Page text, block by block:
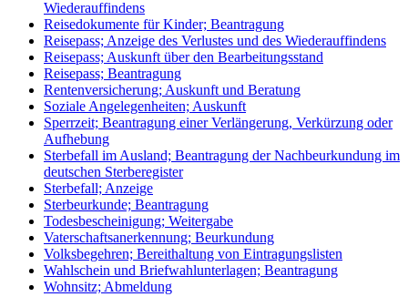
Wiederauffindens
Reisedokumente für Kinder; Beantragung
Reisepass; Anzeige des Verlustes und des Wiederauffindens
Reisepass; Auskunft über den Bearbeitungsstand
Reisepass; Beantragung
Rentenversicherung; Auskunft und Beratung
Soziale Angelegenheiten; Auskunft
Sperrzeit; Beantragung einer Verlängerung, Verkürzung oder
Aufhebung
Sterbefall im Ausland; Beantragung der Nachbeurkundung im
deutschen Sterberegister
Sterbefall; Anzeige
Sterbeurkunde; Beantragung
Todesbescheinigung; Weitergabe
Vaterschaftsanerkennung; Beurkundung
Volksbegehren; Bereithaltung von Eintragungslisten
Wahlschein und Briefwahlunterlagen; Beantragung
Wohnsitz; Abmeldung